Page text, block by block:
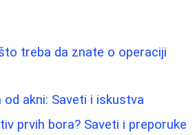
treba da znate o operaciji
od akni: Saveti i iskustva
prvih bora? Saveti i preporuke